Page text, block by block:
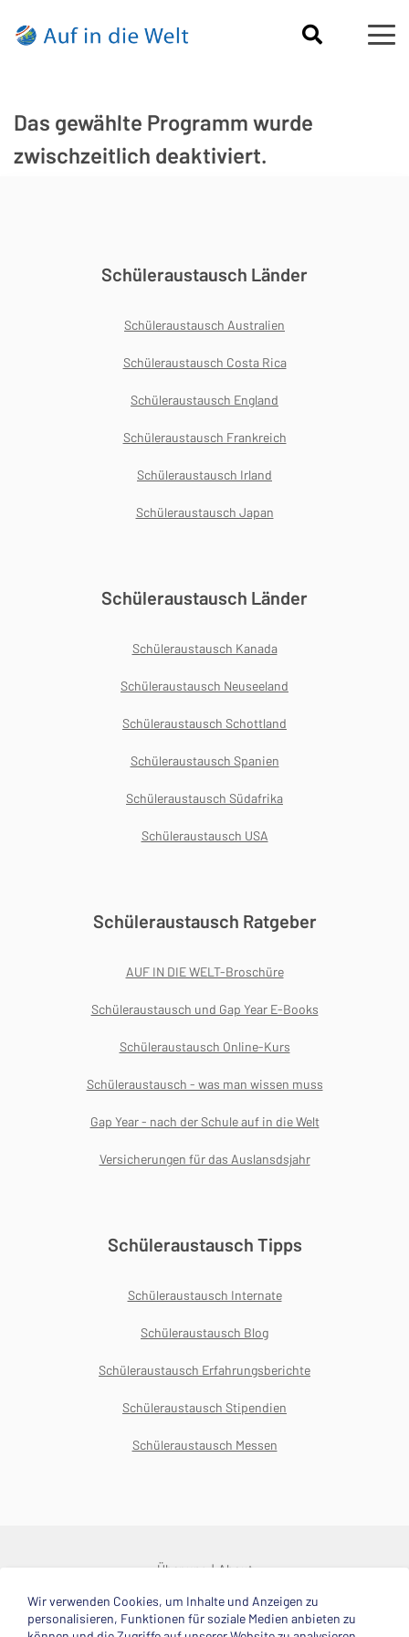
Das gewählte Programm wurde
zwischzeitlich deaktiviert.
Schüleraustausch Länder
Schüleraustausch Australien
Schüleraustausch Costa Rica
Schüleraustausch England
Schüleraustausch Frankreich
Schüleraustausch Irland
Schüleraustausch Japan
Schüleraustausch Länder
Schüleraustausch Kanada
Schüleraustausch Neuseeland
Schüleraustausch Schottland
Schüleraustausch Spanien
Schüleraustausch Südafrika
Schüleraustausch USA
Schüleraustausch Ratgeber
AUF IN DIE WELT-Broschüre
Schüleraustausch und Gap Year E-Books
Schüleraustausch Online-Kurs
Schüleraustausch - was man wissen muss
Gap Year - nach der Schule auf in die Welt
Versicherungen für das Auslansdsjahr
Schüleraustausch Tipps
Schüleraustausch Internate
Schüleraustausch Blog
Schüleraustausch Erfahrungsberichte
Schüleraustausch Stipendien
Schüleraustausch Messen
Über uns About
© 2025 Deutsche Stiftung Völkerverständigung
Wir verwenden Cookies, um Inhalte und Anzeigen zu
personalisieren, Funktionen für soziale Medien anbieten zu